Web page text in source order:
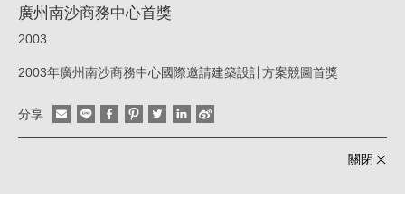
｜
廣州南沙商務中心首獎
2003
2003年廣州南沙商務中心國際邀請建築設計方案競圖首獎
分享
關閉